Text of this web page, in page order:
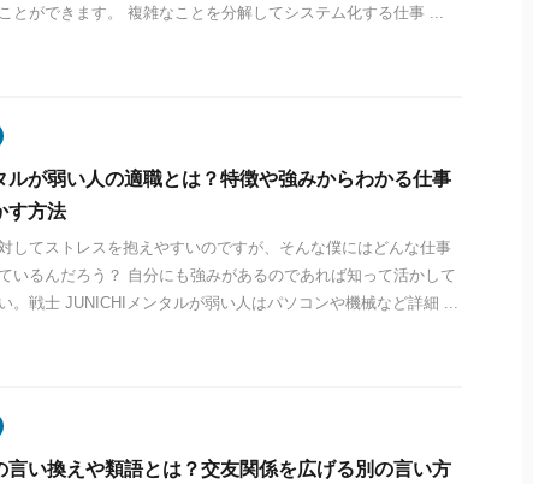
とができます。 複雑なことを分解してシステム化する仕事 ...
ルが弱い人の適職とは？特徴や強みからわかる仕事
す方法
してストレスを抱えやすいのですが、そんな僕にはどんな仕事
いるんだろう？ 自分にも強みがあるのであれば知って活かして
。戦士 JUNICHIメンタルが弱い人はパソコンや機械など詳細 ...
言い換えや類語とは？交友関係を広げる別の言い方